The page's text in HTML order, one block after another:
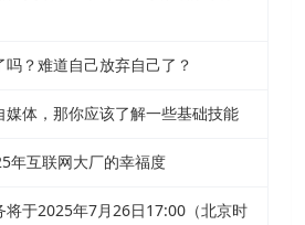
？难道自己放弃自己了？
体，那你应该了解一些基础技能
年互联网大厂的幸福度
将于2025年7月26日17:00（北京时